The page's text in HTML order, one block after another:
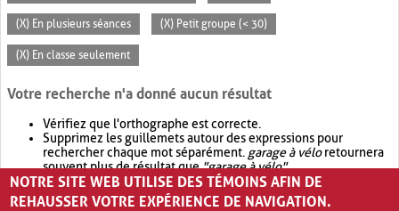
(X) En plusieurs séances (X) Petit groupe (< 30)
(X) En classe seulement
Votre recherche n'a donné aucun résultat
Vérifiez que l'orthographe est correcte.
Supprimez les guillemets autour des expressions pour
rechercher chaque mot séparément. garage à véloretournera
souvent plus de résultat que"garage à vélo".
Envisagez d'élargir votre recherche avec OR.garage OR vélo
retournera souvent plus de résultat quegarage à vélo
NOTRE SITE WEB UTILISE DES TÉMOINS AFIN DE
REHAUSSER VOTRE EXPÉRIENCE DE NAVIGATION.